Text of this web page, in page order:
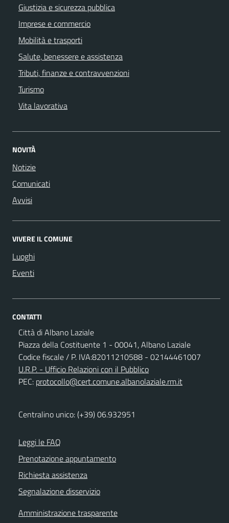
Giustizia e sicurezza pubblica
Imprese e commercio
Mobilità e trasporti
Salute, benessere e assistenza
Tributi, finanze e contravvenzioni
Turismo
Vita lavorativa
NOVITÀ
Notizie
Comunicati
Avvisi
VIVERE IL COMUNE
Luoghi
Eventi
CONTATTI
Città di Albano Laziale
Piazza della Costituente 1 - 00041, Albano Laziale
Codice fiscale / P. IVA:82011210588 - 02144461007
U.R.P. - Ufficio Relazioni con il Pubblico
PEC: protocollo@cert.comune.albanolaziale.rm.it
Centralino unico: (+39) 06.932951
Leggi le FAQ
Prenotazione appuntamento
Richiesta assistenza
Segnalazione disservizio
Amministrazione trasparente